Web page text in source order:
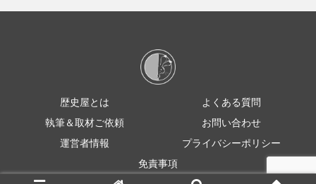
歴史屋とは
よくある質問
執筆＆取材ご依頼
お問い合わせ
運営者情報
プライバシーポリシー
免責事項